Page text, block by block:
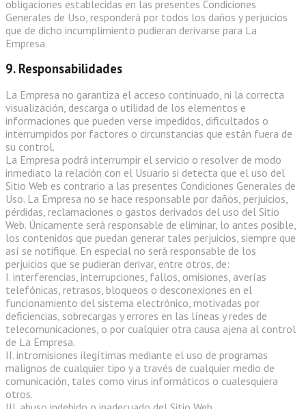
obligaciones establecidas en las presentes Condiciones
Generales de Uso, responderá por todos los daños y perjuicios
que de dicho incumplimiento pudieran derivarse para La
Empresa.
9. Responsabilidades
La Empresa no garantiza el acceso continuado, ni la correcta
visualización, descarga o utilidad de los elementos e
informaciones que pueden verse impedidos, dificultados o
interrumpidos por factores o circunstancias que están fuera de
su control.
La Empresa podrá interrumpir el servicio o resolver de modo
inmediato la relación con el Usuario si detecta que el uso del
Sitio Web es contrario a las presentes Condiciones Generales de
Uso. La Empresa no se hace responsable por daños, perjuicios,
pérdidas, reclamaciones o gastos derivados del uso del Sitio
Web. Únicamente será responsable de eliminar, lo antes posible,
los contenidos que puedan generar tales perjuicios, siempre que
así se notifique. En especial no será responsable de los
perjuicios que se pudieran derivar, entre otros, de:
I. interferencias, interrupciones, fallos, omisiones, averías
telefónicas, retrasos, bloqueos o desconexiones en el
funcionamiento del sistema electrónico, motivadas por
deficiencias, sobrecargas y errores en las líneas y redes de
telecomunicaciones, o por cualquier otra causa ajena al control
de La Empresa.
II. intromisiones ilegítimas mediante el uso de programas
malignos de cualquier tipo y a través de cualquier medio de
comunicación, tales como virus informáticos o cualesquiera
otros.